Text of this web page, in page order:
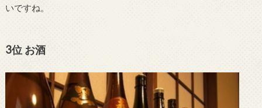
いですね。
3位 お酒